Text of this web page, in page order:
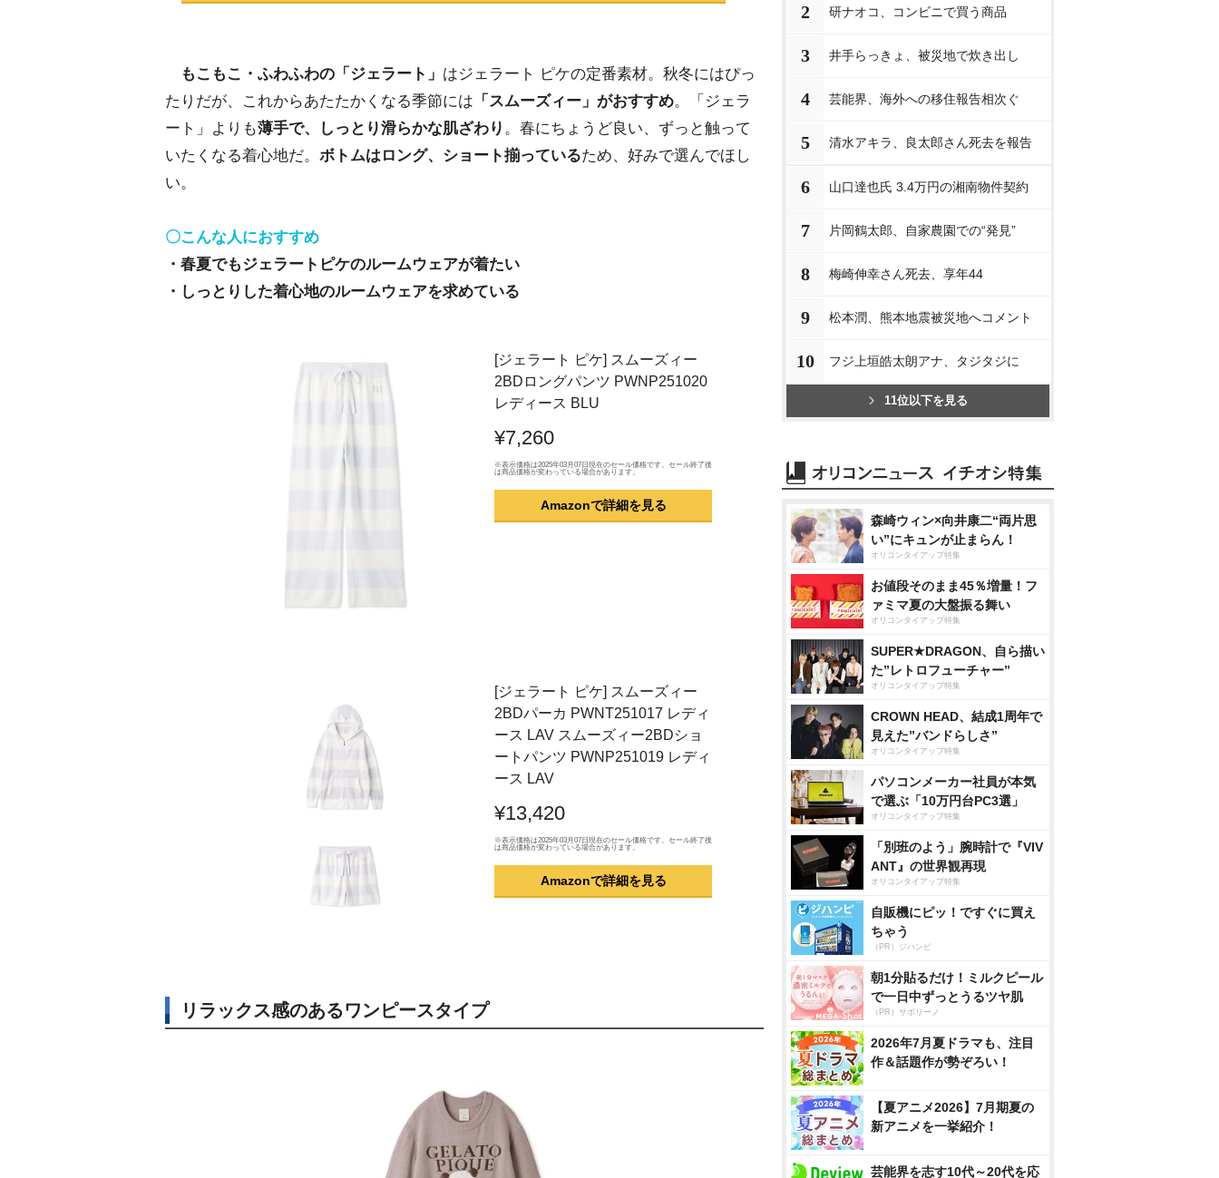
もこもこ・ふわふわの「ジェラート」 はジェラート ピケの定番素材。秋冬にはぴっ
たりだが、これからあたたかくなる季節には 「スムーズィー」がおすすめ。「ジェラ
ート」よりも薄手で、しっとり滑らかな肌ざわり 。春にちょうど良い、ずっと触って
いたくなる着心地だ。 ボトムはロング、ショート揃っているため、好みで選んでほし
い。
〇こんな人におすすめ
・春夏でもジェラートピケのルームウェアが着たい
・しっとりした着心地のルームウェアを求めている
[ジェラート ピケ] スムーズィー
2BDロングパンツ PWNP251020
レディース BLU
¥7,260
※表示価格は2025年03月07日現在のセール価格です。セール終了後
は商品価格が変わっている場合があります。
Amazonで詳細を見る
[ジェラート ピケ] スムーズィー
2BDパーカ PWNT251017 レディ
ース LAV スムーズィー2BDショ
ートパンツ PWNP251019 レディ
ース LAV
¥13,420
※表示価格は2025年03月07日現在のセール価格です。セール終了後
は商品価格が変わっている場合があります。
Amazonで詳細を見る
リラックス感のあるワンピースタイプ
2 研ナオコ、コンビニで買う商品
3 井手らっきょ、被災地で炊き出し
4 芸能界、海外への移住報告相次ぐ
5 清水アキラ、良太郎さん死去を報告
6 山口達也氏 3.4万円の湘南物件契約
7 片岡鶴太郎、自家農園での“発見”
8 梅崎伸幸さん死去、享年44
9 松本潤、熊本地震被災地へコメント
10 フジ上垣皓太朗アナ、タジタジに
11位以下を見る
森崎ウィン×向井康二“両片思
い”にキュンが止まらん！
オリコンタイアップ特集
お値段そのまま45％増量！フ
ァミマ夏の大盤振る舞い
オリコンタイアップ特集
SUPER★DRAGON、自ら描い
た”レトロフューチャー”
オリコンタイアップ特集
CROWN HEAD、結成1周年で
見えた”バンドらしさ”
オリコンタイアップ特集
パソコンメーカー社員が本気
で選ぶ「10万円台PC3選」
オリコンタイアップ特集
「別班のよう」腕時計で『VIV
ANT』の世界観再現
オリコンタイアップ特集
自販機にピッ！ですぐに買え
ちゃう
（PR）ジハンピ
朝1分貼るだけ！ミルクピール
で一日中ずっとうるツヤ肌
（PR）サボリーノ
2026年7月夏ドラマも、注目
作＆話題作が勢ぞろい！
【夏アニメ2026】7月期夏の
新アニメを一挙紹介！
芸能界を志す10代～20代を応